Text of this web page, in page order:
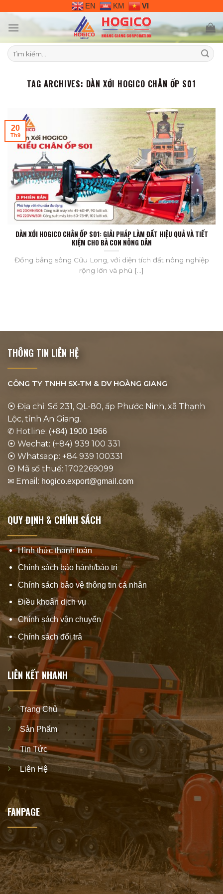
content
EN KM VI
Tìm
kiếm:
TAG ARCHIVES: DÀN XỚI HOGICO CHÂN ỐP S01
DÀN XỚI HOGICO CHÂN ỐP S01: GIẢI PHÁP LÀM ĐẤT HIỆU QUẢ VÀ TIẾT
KIỆM CHO BÀ CON NÔNG DÂN
Đồng bằng sông Cửu Long, với diện tích đất nông nghiệp
rộng lớn và phù [...]
20
Th9
THÔNG TIN LIÊN HỆ
CÔNG TY TNHH SX-TM & DV HOÀNG GIANG
⦿ Địa chỉ: Số 231, QL-80, ấp Phước Ninh, xã Thạnh
Lộc, tỉnh An Giang.
✆ Hotline: (+84) 1900 1966
⦿ Wechat: (+84) 939 100 331
⦿ Whatsapp: +84 939 100331
⦿ Mã số thuế: 1702269099
✉ Email: hogico.export@gmail.com
QUY ĐỊNH & CHÍNH SÁCH
Hình thức thanh toán
Chính sách bảo hành/bảo trì
Chính sách bảo vệ thông tin cá nhân
Điều khoản dịch vụ
Chính sách vận chuyển
Chính sách đổi trả
LIÊN KẾT NHANH
Trang Chủ
Sản Phẩm
Tin Tức
Liên Hệ
FANPAGE